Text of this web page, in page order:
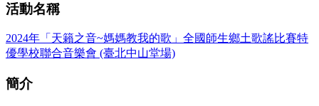
活動名稱
2024年「天籟之音~媽媽教我的歌」全國師生鄉土歌謠比賽特
優學校聯合音樂會 (臺北中山堂場)
簡介